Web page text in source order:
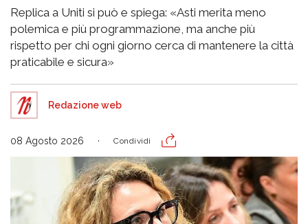
Replica a Uniti si può e spiega: «Asti merita meno
polemica e più programmazione, ma anche più
rispetto per chi ogni giorno cerca di mantenere la città
praticabile e sicura»
Redazione web
08 Agosto 2026 Condividi